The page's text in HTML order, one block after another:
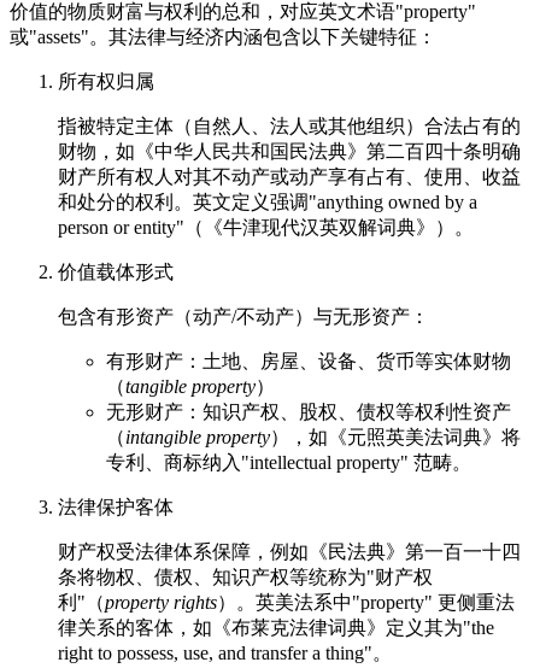
价值的物质财富与权利的总和，对应英文术语"property"
或"assets"。其法律与经济内涵包含以下关键特征：
所有权归属
指被特定主体（自然人、法人或其他组织）合法占有的
财物，如《中华人民共和国民法典》第二百四十条明确
财产所有权人对其不动产或动产享有占有、使用、收益
和处分的权利。英文定义强调"anything owned by a
person or entity"（《牛津现代汉英双解词典》）。
价值载体形式
包含有形资产（动产/不动产）与无形资产：
有形财产：土地、房屋、设备、货币等实体财物
（tangible property）
无形财产：知识产权、股权、债权等权利性资产
（intangible property），如《元照英美法词典》将
专利、商标纳入"intellectual property" 范畴。
法律保护客体
财产权受法律体系保障，例如《民法典》第一百一十四
条将物权、债权、知识产权等统称为"财产权
利"（property rights）。英美法系中"property" 更侧重法
律关系的客体，如《布莱克法律词典》定义其为"the
right to possess, use, and transfer a thing"。